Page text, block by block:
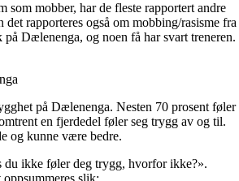
som mobber, har de fleste rapportert andre
det rapporteres også om mobbing/rasisme fra
Dælenenga, og noen få har svart treneren.
på Dælenenga. Nesten 70 prosent føler
en fjerdedel føler seg trygg av og til.
og kunne være bedre.
du ikke føler deg trygg, hvorfor ikke?».